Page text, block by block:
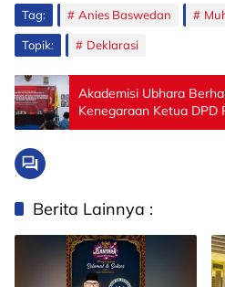
Tag: Anies Baswedan
Topik: Deklarasi
Akademisi Ubhara
Kenegaraan Ketua DPD
Bangsa
Berita Lainnya :